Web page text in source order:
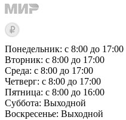
Понедельник: с 8:00 до 17:00
Вторник: с 8:00 до 17:00
Среда: с 8:00 до 17:00
Четверг: с 8:00 до 17:00
Пятница: с 8:00 до 16:00
Суббота: Выходной
Воскресенье: Выходной